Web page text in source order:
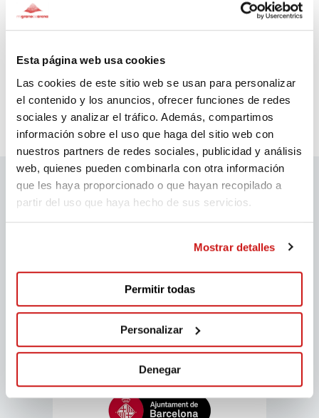
Esta página web usa cookies
Las cookies de este sitio web se usan para personalizar
el contenido y los anuncios, ofrecer funciones de redes
sociales y analizar el tráfico. Además, compartimos
información sobre el uso que haga del sitio web con
nuestros partners de redes sociales, publicidad y análisis
web, quienes pueden combinarla con otra información
que les haya proporcionado o que hayan recopilado a
partir del uso que haya hecho de sus servicios.
Mostrar detalles
Permitir todas
Personalizar
Denegar
migranodearena sponsors